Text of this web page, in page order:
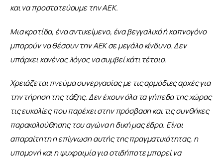
και να προστατεύουμε την ΑΕΚ.
Μια κροτίδα, ένα αντικείμενο, ένα βεγγαλικό ή καπνογόνο
μπορούν να θέσουν την ΑΕΚ σε μεγάλο κίνδυνο. Δεν
υπάρχει κανένας λόγος να συμβεί κάτι τέτοιο.
Χρειάζεται πνεύμα συνεργασίας με τις αρμόδιες αρχές για
την τήρηση της τάξης. Δεν έχουν όλα τα γήπεδα της χώρας
τις ευκολίες που παρέχει στην πρόσβαση και τις συνθήκες
παρακολούθησης του αγώνα η δική μας έδρα. Είναι
απαραίτητη η επίγνωση αυτής της πραγματικότητας, η
υπομονή και η ψυχραιμία για οτιδήποτε μπορεί να